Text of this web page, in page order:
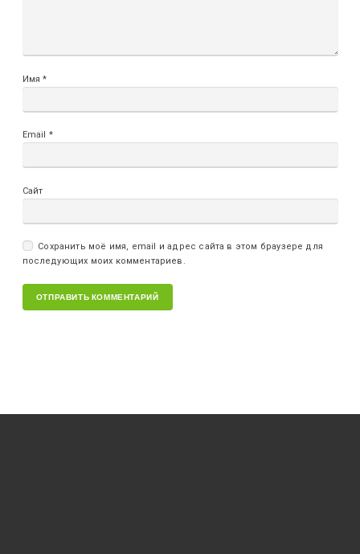
Имя*
Email *
Сайт
Сохранить моё имя, email и адрес сайта в этом браузере для
последующих моих комментариев.